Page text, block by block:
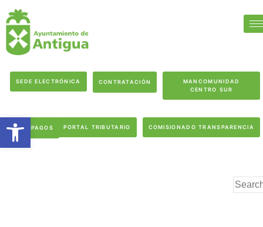
SEDE ELECTRÓNICA CONTRATACIÓN
MANCOMUNIDAD
CENTRO SUR
PAGOS PORTAL TRIBUTARIO COMISIONADO TRANSPARENCIA
Abrir barra de herramientas